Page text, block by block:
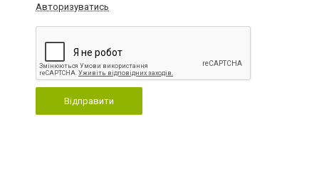
Авторизуватись
Відправити